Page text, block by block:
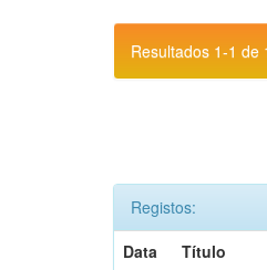
Resultados 1-1 de
Registos:
Data
Título